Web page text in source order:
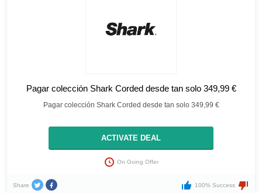
Pagar colección Shark Corded desde tan solo 349,99 €
Pagar colección Shark Corded desde tan solo 349,99 €
ACTIVATE DEAL
On Going Offer
Share 100% Success